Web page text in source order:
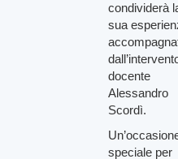
condividerà
sua
docente
Alessandro
Scordì.
speciale per